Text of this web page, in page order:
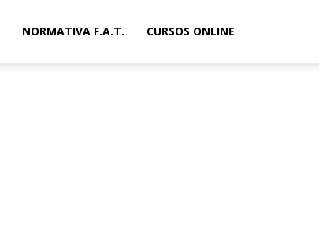
NORMATIVA F.A.T. CURSOS ONLINE